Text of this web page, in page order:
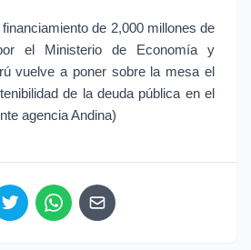
de 2,000 millones de
el Ministerio de Economía y
vuelve a poner sobre la mesa el
de la deuda pública en el
agencia Andina)